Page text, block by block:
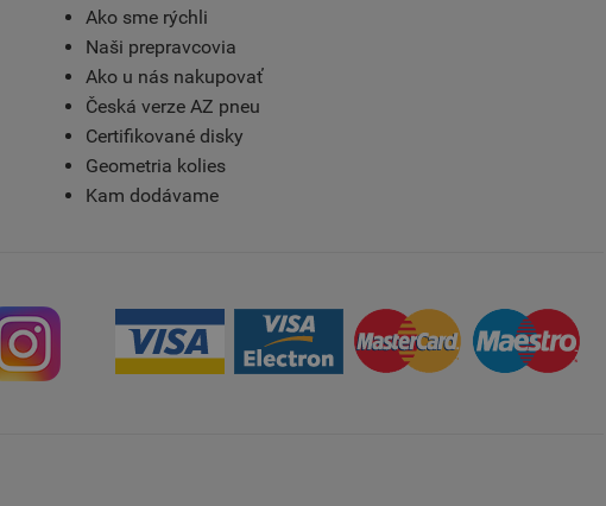
Ako sme rýchli
Naši prepravcovia
Ako u nás nakupovať
Česká verze AZ pneu
Certifikované disky
Geometria kolies
Kam dodávame